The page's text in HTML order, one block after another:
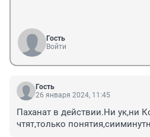
Гость
Войти
Гость
26 января 2024, 11:45
Паханат в действии.Ни ук,ни
чтят,только